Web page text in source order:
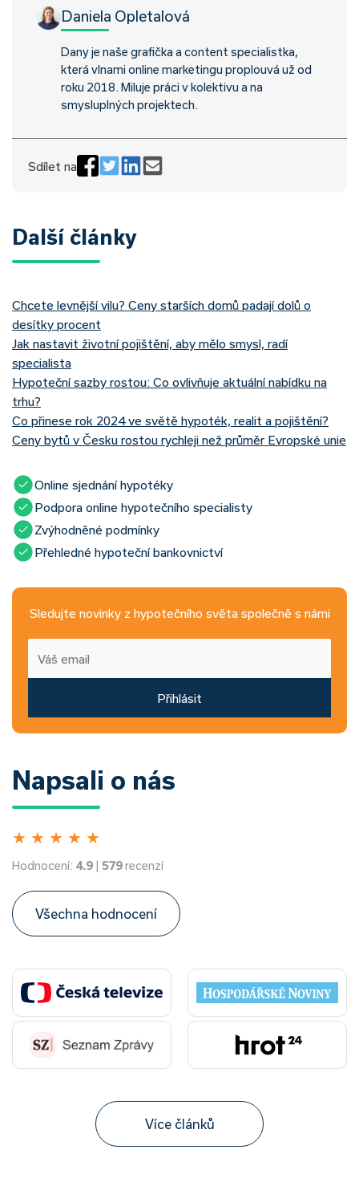
Daniela Opletalová
Dany je naše grafička a content specialistka,
která vlnami online marketingu proplouvá už od
roku 2018. Miluje práci v kolektivu a na
smysluplných projektech.
Sdílet na
Další články
Chcete levnější vilu? Ceny starších domů padají dolů o
desítky procent
Jak nastavit životní pojištění, aby mělo smysl, radí
specialista
Hypoteční sazby rostou: Co ovlivňuje aktuální nabídku na
trhu?
Co přinese rok 2024 ve světě hypoték, realit a pojištění?
Ceny bytů v Česku rostou rychleji než průměr Evropské unie
Online sjednání hypotéky
Podpora online hypotečního specialisty
Zvýhodněné podmínky
Přehledné hypoteční bankovnictví
Sledujte novinky z hypotečního světa společně s námi
Přihlásit
Napsali o nás
★ ★ ★ ★ ★
Hodnocení: 4.9 | 579recenzí
Všechna hodnocení
Více článků